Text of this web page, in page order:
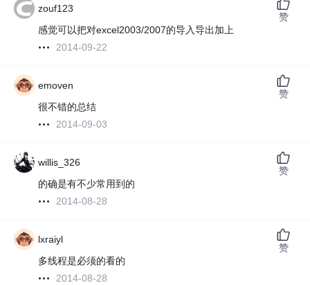
zouf123
感觉可以把对excel2003/2007的导入导出加上
2014-09-22
赞
emoven
很不错的总结
2014-09-03
赞
willis_326
的确是有不少常用到的
2014-08-28
赞
lxraiyl
多线程是必须的看的
2014-08-28
赞